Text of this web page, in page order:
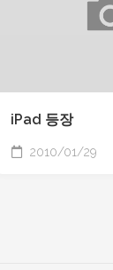
iPad 등장
2010/01/29